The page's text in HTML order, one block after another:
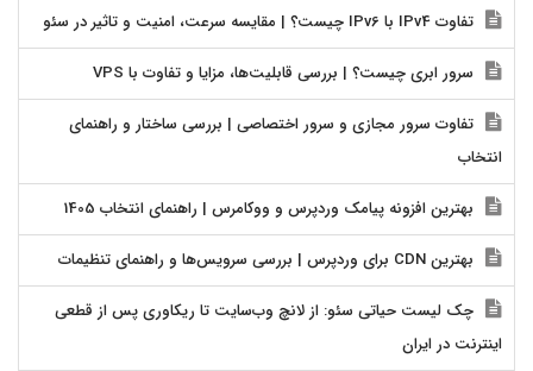
تفاوت IPv4 با IPv6 چیست؟ | مقایسه سرعت، امنیت و تاثیر در سئو
سرور ابری چیست؟ | بررسی قابلیت‌ها، مزایا و تفاوت با VPS
تفاوت سرور مجازی و سرور اختصاصی | بررسی ساختار و راهنمای
انتخاب
بهترین افزونه پیامک وردپرس و ووکامرس | راهنمای انتخاب 1405
بهترین CDN برای وردپرس | بررسی سرویس‌ها و راهنمای تنظیمات
چک لیست حیاتی سئو: از لانچ وب‌سایت تا ریکاوری پس از قطعی
اینترنت در ایران